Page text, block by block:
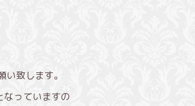
致します。
っていますの